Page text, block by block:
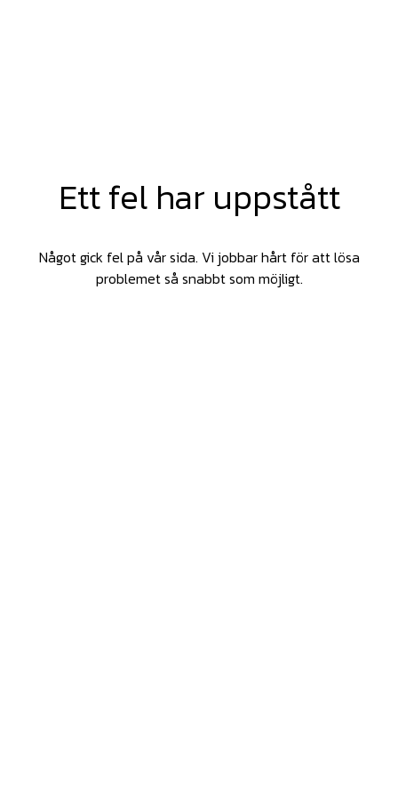
Ett fel har uppstått
Något gick fel på vår sida. Vi jobbar hårt för att lösa
problemet så snabbt som möjligt.